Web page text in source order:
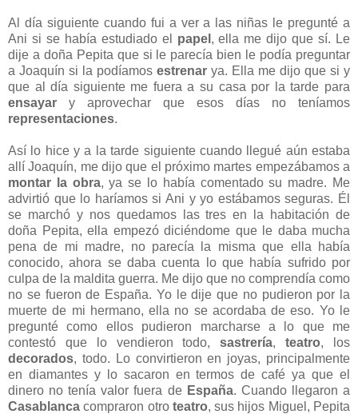
Al día siguiente cuando fui a ver a las niñas le pregunté a
Ani si se había estudiado el papel , ella me dijo que sí. Le
dije a doña Pepita que si le parecía bien le podía preguntar
a Joaquín si la podíamos estrenar ya. Ella me dijo que si y
que al día siguiente me fuera a su casa por la tarde para
ensayar y aprovechar que esos días no teníamos
representaciones.
Así lo hice y a la tarde siguiente cuando llegué aún estaba
allí Joaquín, me dijo que el próximo martes empezábamos a
montar la obra, ya se lo había comentado su madre. Me
advirtió que lo haríamos si Ani y yo estábamos seguras. Él
se marchó y nos quedamos las tres en la habitación de
doña Pepita, ella empezó diciéndome que le daba mucha
pena de mi madre, no parecía la misma que ella había
conocido, ahora se daba cuenta lo que había sufrido por
culpa de la maldita guerra. Me dijo que no comprendía como
no se fueron de España. Yo le dije que no pudieron por la
muerte de mi hermano, ella no se acordaba de eso. Yo le
pregunté como ellos pudieron marcharse a lo que me
contestó que lo vendieron todo,sastrería,teatro, los
decorados, todo. Lo convirtieron en joyas, principalmente
en diamantes y lo sacaron en termos de café ya que el
dinero no tenía valor fuera de España. Cuando llegaron a
Casablanca compraron otro teatro, sus hijos Miguel, Pepita